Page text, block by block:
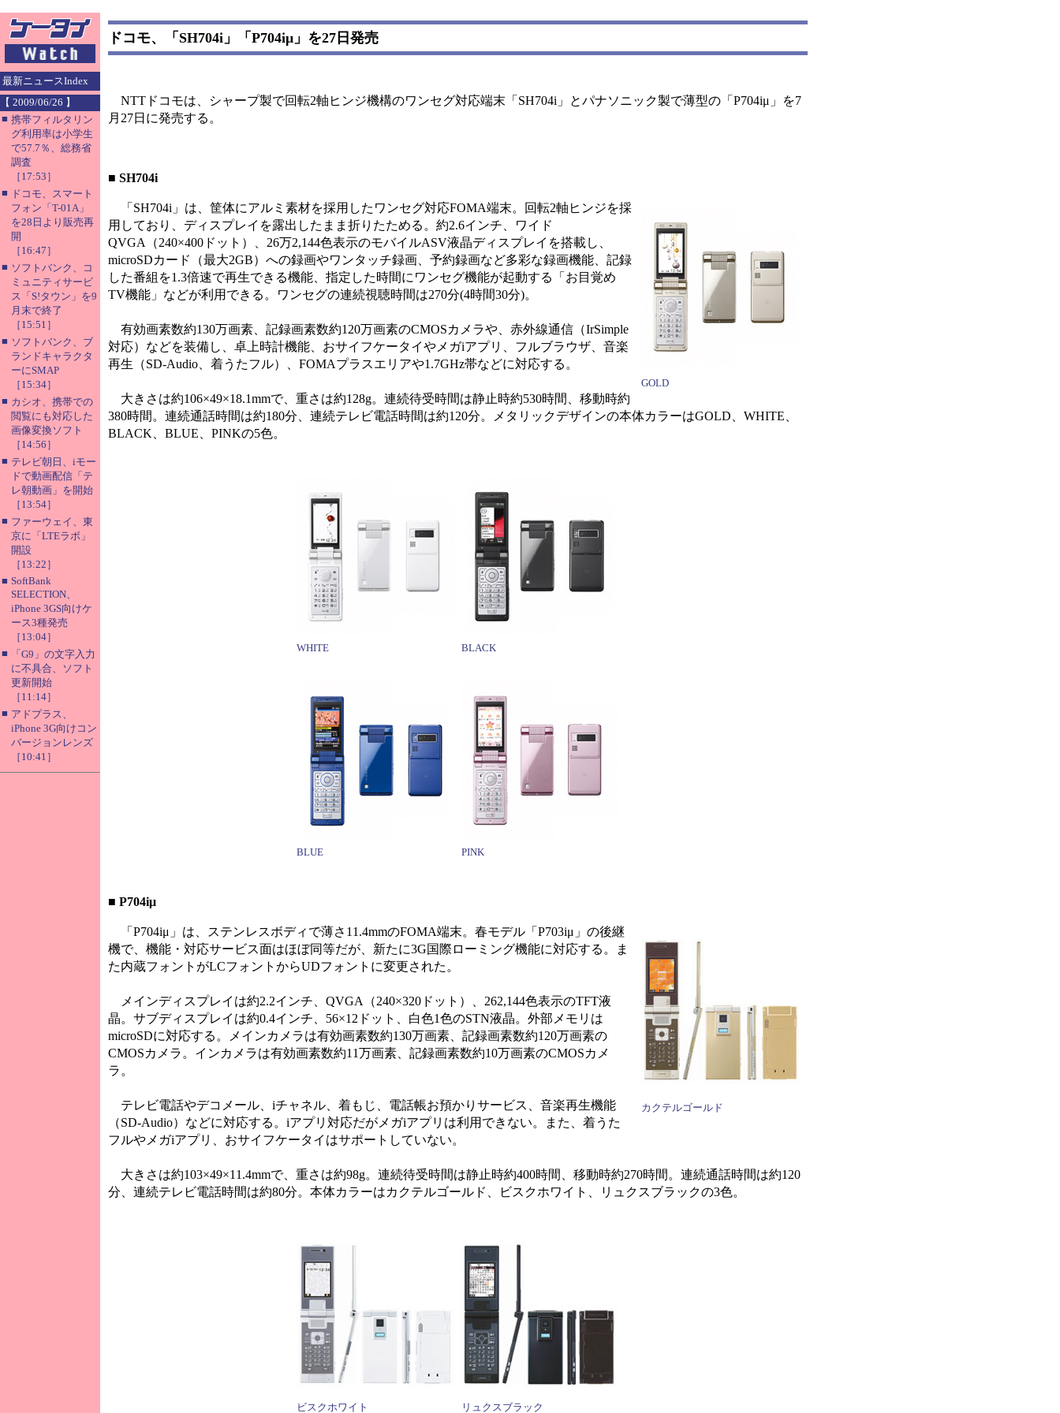
最新ニュースIndex
【 2009/06/26 】
■ 携帯フィルタリン
グ利用率は小学生
で57.7％、総務省
調査
［17:53］
■ ドコモ、スマート
フォン「T-01A」
を28日より販売再
開
［16:47］
■ ソフトバンク、コ
ミュニティサービ
ス「S!タウン」を9
月末で終了
［15:51］
■ ソフトバンク、ブ
ランドキャラクタ
ーにSMAP
［15:34］
■ カシオ、携帯での
閲覧にも対応した
画像変換ソフト
［14:56］
■ テレビ朝日、iモー
ドで動画配信「テ
レ朝動画」を開始
［13:54］
■ ファーウェイ、東
京に「LTEラボ」
開設
［13:22］
■ SoftBank
SELECTION、
iPhone 3GS向けケ
ース3種発売
［13:04］
■
「G9」の文字入力
に不具合、ソフト
更新開始
［11:14］
■ アドプラス、
iPhone 3G向けコン
バージョンレンズ
［10:41］
ドコモ、「SH704i」「P704iμ」を27日発売
NTTドコモは、シャープ製で回転2軸ヒンジ機構のワンセグ対応端末「SH704i」とパナソニック製で薄型の「P704iμ」を7
月27日に発売する。
■ SH704i
GOLD
「SH704i」は、筐体にアルミ素材を採用したワンセグ対応FOMA端末。回転2軸ヒンジを採
用しており、ディスプレイを露出したまま折りたためる。約2.6インチ、ワイド
QVGA（240×400ドット）、26万2,144色表示のモバイルASV液晶ディスプレイを搭載し、
microSDカード（最大2GB）への録画やワンタッチ録画、予約録画など多彩な録画機能、記録
した番組を1.3倍速で再生できる機能、指定した時間にワンセグ機能が起動する「お目覚め
TV機能」などが利用できる。ワンセグの連続視聴時間は270分(4時間30分)。
有効画素数約130万画素、記録画素数約120万画素のCMOSカメラや、赤外線通信（IrSimple
対応）などを装備し、卓上時計機能、おサイフケータイやメガiアプリ、フルブラウザ、音楽
再生（SD-Audio、着うたフル）、FOMAプラスエリアや1.7GHz帯などに対応する。
大きさは約106×49×18.1mmで、重さは約128g。連続待受時間は静止時約530時間、移動時約
380時間。連続通話時間は約180分、連続テレビ電話時間は約120分。メタリックデザインの本体カラーはGOLD、WHITE、
BLACK、BLUE、PINKの5色。
WHITE BLACK
BLUE PINK
■ P704iμ
カクテルゴールド
「P704iμ」は、ステンレスボディで薄さ11.4mmのFOMA端末。春モデル「P703iμ」の後継
機で、機能・対応サービス面はほぼ同等だが、新たに3G国際ローミング機能に対応する。ま
た内蔵フォントがLCフォントからUDフォントに変更された。
メインディスプレイは約2.2インチ、QVGA（240×320ドット）、262,144色表示のTFT液
晶。サブディスプレイは約0.4インチ、56×12ドット、白色1色のSTN液晶。外部メモリは
microSDに対応する。メインカメラは有効画素数約130万画素、記録画素数約120万画素の
CMOSカメラ。インカメラは有効画素数約11万画素、記録画素数約10万画素のCMOSカメ
ラ。
テレビ電話やデコメール、iチャネル、着もじ、電話帳お預かりサービス、音楽再生機能
（SD-Audio）などに対応する。iアプリ対応だがメガiアプリは利用できない。また、着うた
フルやメガiアプリ、おサイフケータイはサポートしていない。
大きさは約103×49×11.4mmで、重さは約98g。連続待受時間は静止時約400時間、移動時約270時間。連続通話時間は約120
分、連続テレビ電話時間は約80分。本体カラーはカクテルゴールド、ビスクホワイト、リュクスブラックの3色。
ビスクホワイト リュクスブラック